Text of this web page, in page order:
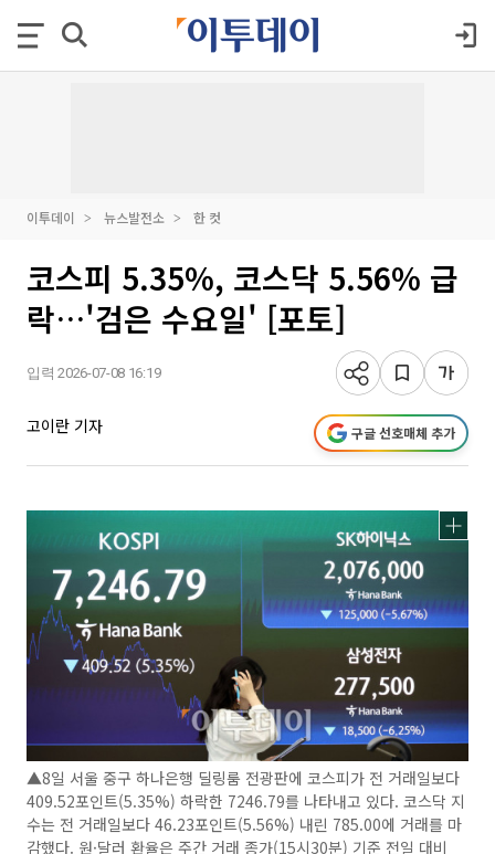
이투데이 뉴스발전소 한 컷
코스피 5.35%, 코스닥 5.56% 급
락…'검은 수요일' [포토]
입력 2026-07-08 16:19
고이란 기자 구글 선호매체 추가
▲8일 서울 중구 하나은행 딜링룸 전광판에 코스피가 전 거래일보다
409.52포인트(5.35%) 하락한 7246.79를 나타내고 있다. 코스닥 지
수는 전 거래일보다 46.23포인트(5.56%) 내린 785.00에 거래를 마
감했다. 원·달러 환율은 주간 거래 종가(15시30분) 기준 전일 대비